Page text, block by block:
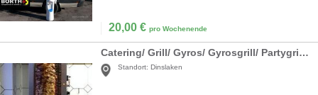
20,00 € pro Wochenende
Catering/ Grill/ Gyros/ Gyrosgrill/ Partygrill/ Barbecue/ BBQ
Standort: Dinslaken